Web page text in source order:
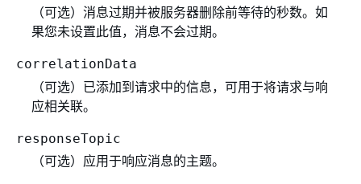
（可选）消息过期并被服务器删除前等待的秒数。如
果您未设置此值，消息不会过期。
correlationData
（可选）已添加到请求中的信息，可用于将请求与响
应相关联。
responseTopic
（可选）应用于响应消息的主题。